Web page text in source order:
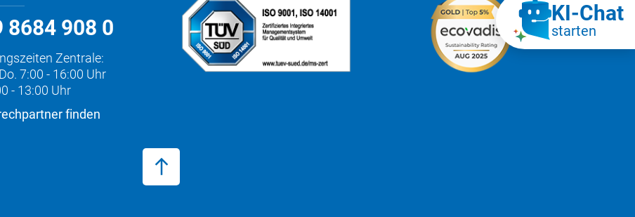
8684 908 0
Zentrale:
7:00 - 16:00 Uhr
- 13:00 Uhr
finden
KI‑Chat
starten